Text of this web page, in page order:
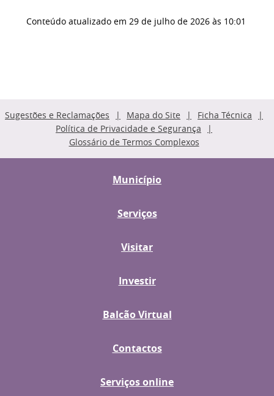
Conteúdo atualizado em 29 de julho de 2026 às 10:01
Sugestões e Reclamações Mapa do Site
Ficha Técnica
Política de Privacidade e Segurança
Glossário de Termos Complexos
Município
Serviços
Visitar
Investir
Balcão Virtual
Contactos
Serviços online